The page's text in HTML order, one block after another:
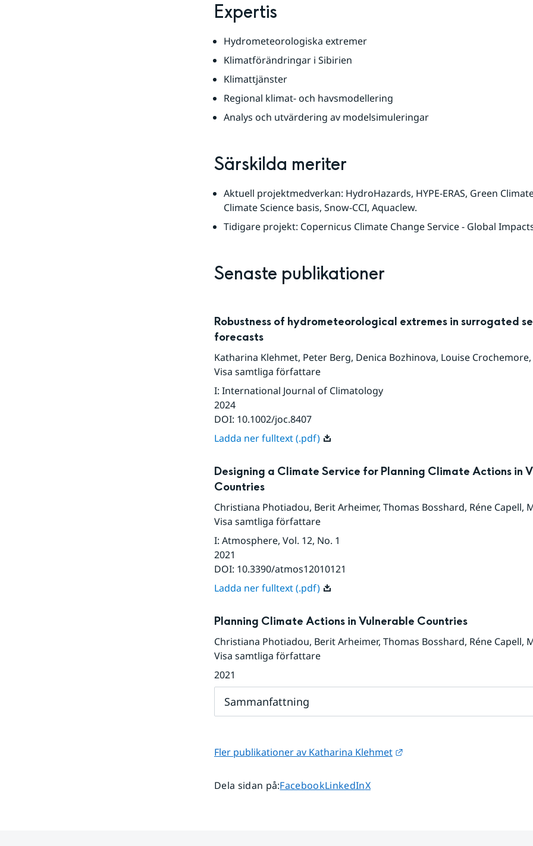
Expertis
Hydrometeorologiska extremer
Klimatförändringar i Sibirien
Klimattjänster
Regional klimat- och havsmodellering
Analys och utvärdering av modelsimuleringar
Särskilda meriter
Aktuell projektmedverkan: HydroHazards, HYPE-ERAS, Green
Climate Science basis, Snow-CCI, Aquaclew.
Tidigare projekt: Copernicus Climate Change Service - Global
Senaste publikationer
Robustness of hydrometeorological extremes in surrogated
forecasts
Katharina Klehmet, Peter Berg, Denica Bozhinova, Louise Crochemore,
Visa samtliga författare
I: International Journal of Climatology
2024
DOI: 10.1002/joc.8407
Ladda ner fulltext (.pdf)
Designing a Climate Service for Planning Climate Actions in
Countries
Christiana Photiadou, Berit Arheimer, Thomas Bosshard, Réne Capell,
Visa samtliga författare
I: Atmosphere, Vol. 12, No. 1
2021
DOI: 10.3390/atmos12010121
Ladda ner fulltext (.pdf)
Planning Climate Actions in Vulnerable Countries
Christiana Photiadou, Berit Arheimer, Thomas Bosshard, Réne Capell,
Visa samtliga författare
2021
Sammanfattning
Fler publikationer av Katharina Klehmet Länk till annan webbplats.
Dela sidan på:Dela sidan på
FacebookDela sidan på
LinkedInDela sidan på
X